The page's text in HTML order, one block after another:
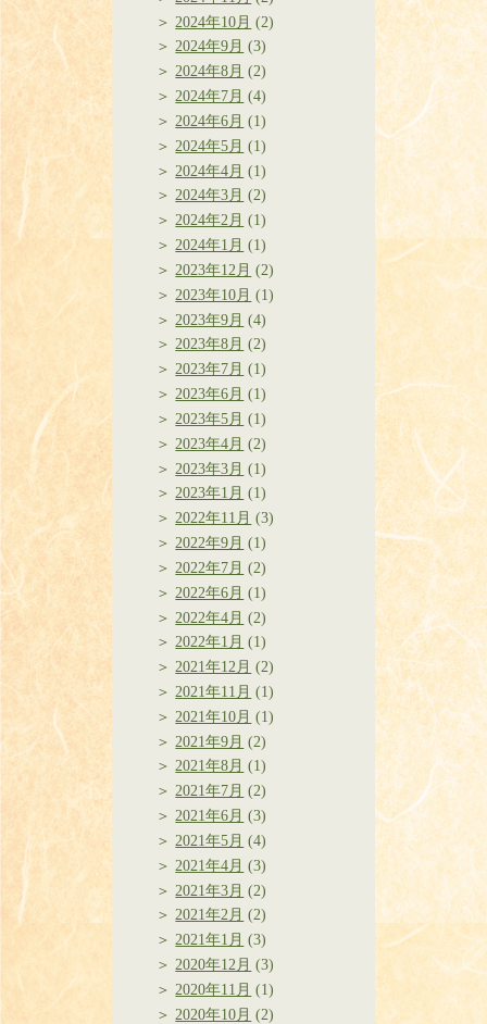
2024年10月 (2)
2024年9月 (3)
2024年8月 (2)
2024年7月 (4)
2024年6月 (1)
2024年5月 (1)
2024年4月 (1)
2024年3月 (2)
2024年2月 (1)
2024年1月 (1)
2023年12月 (2)
2023年10月 (1)
2023年9月 (4)
2023年8月 (2)
2023年7月 (1)
2023年6月 (1)
2023年5月 (1)
2023年4月 (2)
2023年3月 (1)
2023年1月 (1)
2022年11月 (3)
2022年9月 (1)
2022年7月 (2)
2022年6月 (1)
2022年4月 (2)
2022年1月 (1)
2021年12月 (2)
2021年11月 (1)
2021年10月 (1)
2021年9月 (2)
2021年8月 (1)
2021年7月 (2)
2021年6月 (3)
2021年5月 (4)
2021年4月 (3)
2021年3月 (2)
2021年2月 (2)
2021年1月 (3)
2020年12月 (3)
2020年11月 (1)
2020年10月 (2)